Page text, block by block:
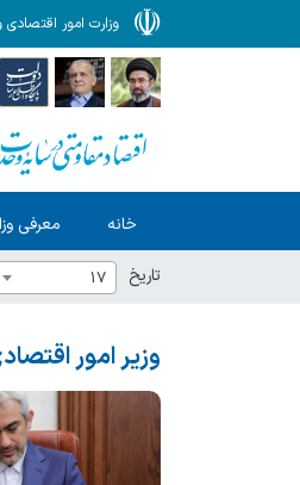
وزارت امور اقتصادی
خانه معرفی
تاریخ 17
وزیر امور